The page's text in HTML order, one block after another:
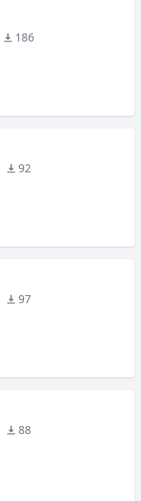
186
92
97
88